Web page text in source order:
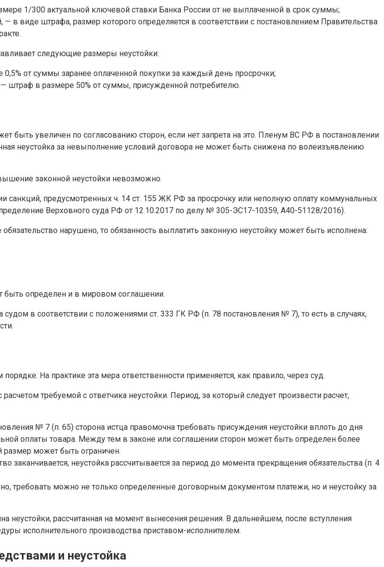
1/300 актуальной ключевой ставки Банка России от не выплаченной в срок суммы;
в виде штрафа, размер которого определяется в соответствии с постановлением Правительства
следующие размеры неустойки:
от суммы заранее оплаченной покупки за каждый день просрочки;
штраф в размере 50% от суммы, присужденной потребителю.
быть увеличен по согласованию сторон, если нет запрета на это. Пленум ВС РФ в постановлении
неустойка за невыполнение условий договора не может быть снижена по волеизъявлению
законной неустойки невозможно.
санкций, предусмотренных ч. 14 ст. 155 ЖК РФ за просрочку или неполную оплату коммунальных
Верховного суда РФ от 12.10.2017 по делу № 305-ЭС17-10359, А40-51128/2016).
нарушено, то обязанность выплатить законную неустойку может быть исполнена:
быть определен и в мировом соглашении.
в соответствии с положениями ст. 333 ГК РФ (п. 78 постановления № 7), то есть в случаях,
На практике эта мера ответственности применяется, как правило, через суд.
требуемой с ответчика неустойки. Период, за который следует произвести расчет,
№ 7 (п. 65) сторона истца правомочна требовать присуждения неустойки вплоть до дня
оплаты товара. Между тем в законе или соглашении сторон может быть определен более
размер может быть ограничен.
неустойка рассчитывается за период до момента прекращения обязательства (п. 4
требовать можно не только определенные договорным документом платежи, но и неустойку за
неустойки, рассчитанная на момент вынесения решения. В дальнейшем, после вступления
исполнительного производства приставом-исполнителем.
и неустойка